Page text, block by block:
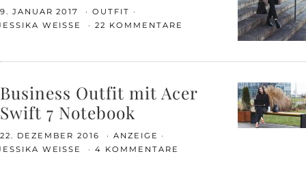
9. JANUAR 2017
OUTFIT
WEISSE
22 KOMMENTARE
Business Outfit mit Acer
Swift 7 Notebook
22. DEZEMBER 2016
ANZEIGE
WEISSE
4 KOMMENTARE